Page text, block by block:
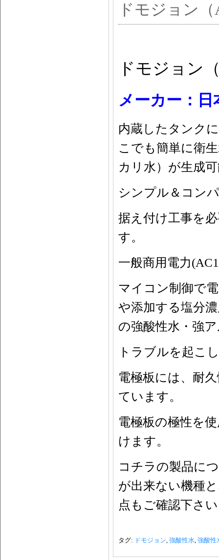
ドモジョン（
ドモジョン
メーカー：
内蔵したタンク
こでも簡単に衛
カリ水）が生成
シンプル＆コン
据え付け工事を
す。
一般商用電力
マイコン制御で
や添加する塩分
の強酸性水・強
トラブルを起こ
電極板には、耐
ています。
電極板の極性を
けます。
コチラの製品に
が出来ない機種
点もご確認下さ
タグ: ドモジョン, 強酸性水, 強酸性